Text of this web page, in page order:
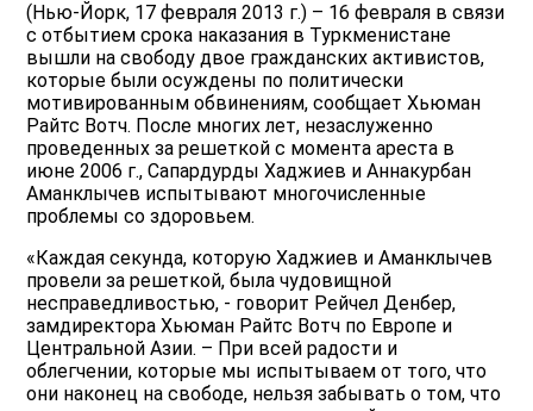
(Нью-Йорк, 17 февраля 2013 г.) – 16 февраля в связи
с отбытием срока наказания в Туркменистане
вышли на свободу двое гражданских активистов,
которые были осуждены по политически
мотивированным обвинениям, сообщает Хьюман
Райтс Вотч. После многих лет, незаслуженно
проведенных за решеткой с момента ареста в
июне 2006 г., Сапардурды Хаджиев и Аннакурбан
Аманклычев испытывают многочисленные
проблемы со здоровьем.
«Каждая секунда, которую Хаджиев и Аманклычев
провели за решеткой, была чудовищной
несправедливостью, - говорит Рейчел Денбер,
замдиректора Хьюман Райтс Вотч по Европе и
Центральной Азии. – При всей радости и
облегчении, которые мы испытываем от того, что
они наконец на свободе, нельзя забывать о том, что